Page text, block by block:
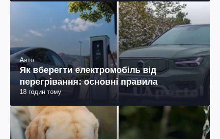
Авто
Як вберегти електромобіль від
перегрівання: основні правила
18 годин тому